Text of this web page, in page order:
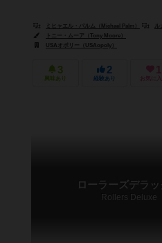
ミヒャエル・パルム（Michael Palm）
ル
トニー・ムーア（Tony Moore）
USAオポリー（USAopoly）
3
興味あり
2
経験あり
1
お気に入
ローラーズデラッ
Rollers Deluxe